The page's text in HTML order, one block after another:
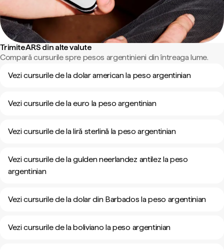
Trimite ARS din alte valute
Compară cursurile spre pesos argentinieni din întreaga lume.
Vezi cursurile de la dolar american la peso argentinian
Vezi cursurile de la euro la peso argentinian
Vezi cursurile de la liră sterlină la peso argentinian
Vezi cursurile de la gulden neerlandez antilez la peso
argentinian
Vezi cursurile de la dolar din Barbados la peso argentinian
Vezi cursurile de la boliviano la peso argentinian